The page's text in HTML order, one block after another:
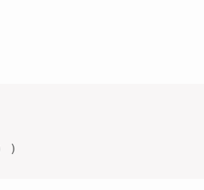
)